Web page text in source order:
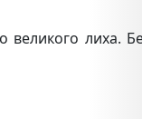
лиха.